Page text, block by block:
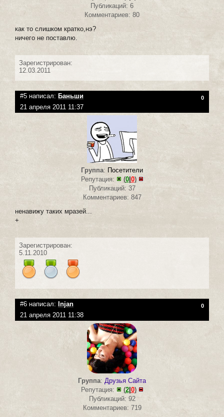
Публикаций: 6
Комментариев: 80
как то слишком кратко,нэ?
ничего не поставлю.
Зарегистрирован:
12.03.2011
#5 написал: Баньши 0
21 апреля 2011 11:37
Группа: Посетители
Репутация:
(0| 0)
Публикаций: 37
Комментариев: 847
ненавижу таких мразей...
+
Зарегистрирован:
5.11.2010
#6 написал: Injan 0
21 апреля 2011 11:38
Группа: Друзья Сайта
Репутация:
(2| 0)
Публикаций: 92
Комментариев: 719